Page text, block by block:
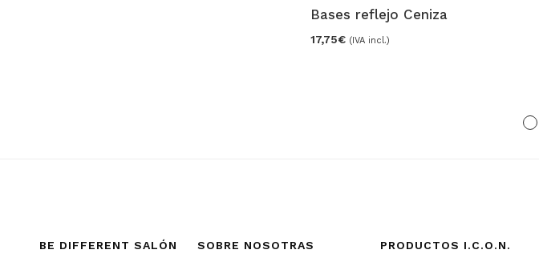
Bases reflejo Ceniza
17,75€ (IVA incl.)
BE DIFFERENT SALÓN SOBRE NOSOTRAS PRODUCTOS I.C.O.N.